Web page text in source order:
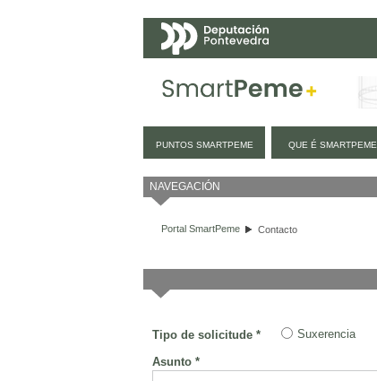
PUNTOS SMARTPEME QUE É SMARTPEME
NAVEGACIÓN
Portal SmartPeme Contacto
Tipo de solicitude * Suxerencia
Asunto *